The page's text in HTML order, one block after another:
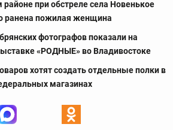
при обстреле села Новенькое
ранена пожилая женщина
фотографов показали на
«РОДНЫЕ» во Владивостоке
хотят создать отдельные полки в
магазинах